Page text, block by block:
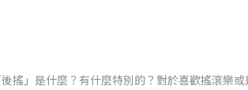
後搖」是什麼？有什麼特別的？對於喜歡搖滾樂或